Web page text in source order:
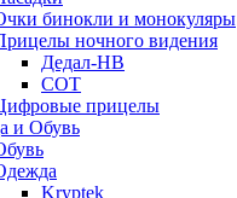
бинокли и монокуляры
ночного видения
Дедал-НВ
СОТ
прицелы
и Обувь
Kryptek